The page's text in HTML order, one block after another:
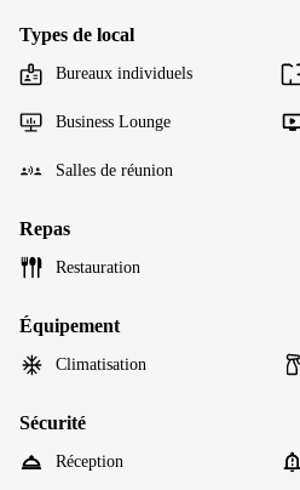
Types de local
Bureaux individuels
Business Lounge
Salles de réunion
Repas
Restauration
Équipement
Climatisation
Sécurité
Réception